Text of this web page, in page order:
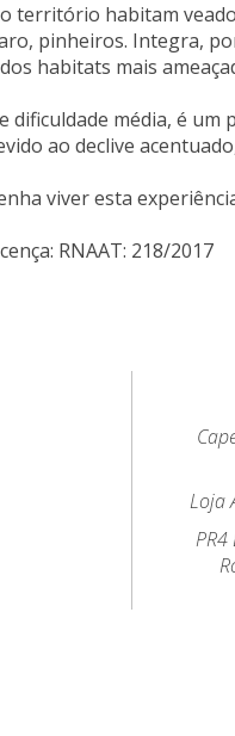
território habitam
pinheiros. Integra,
habitats mais
dificuldade média, é
ao declive
viver esta
RNAAT: 218/2017
Loja